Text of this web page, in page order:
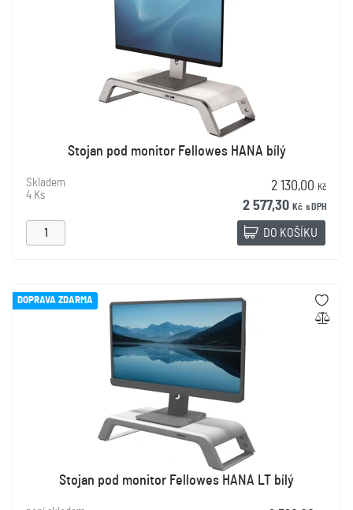
Stojan pod monitor Fellowes HANA bílý
Skladem
4 Ks
2 130,00 Kč
2 577,30 Kč s DPH
DO KOŠÍKU
DOPRAVA ZDARMA
Stojan pod monitor Fellowes HANA LT bílý